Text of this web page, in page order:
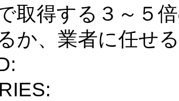
取得する３～５
か、業者に任せ